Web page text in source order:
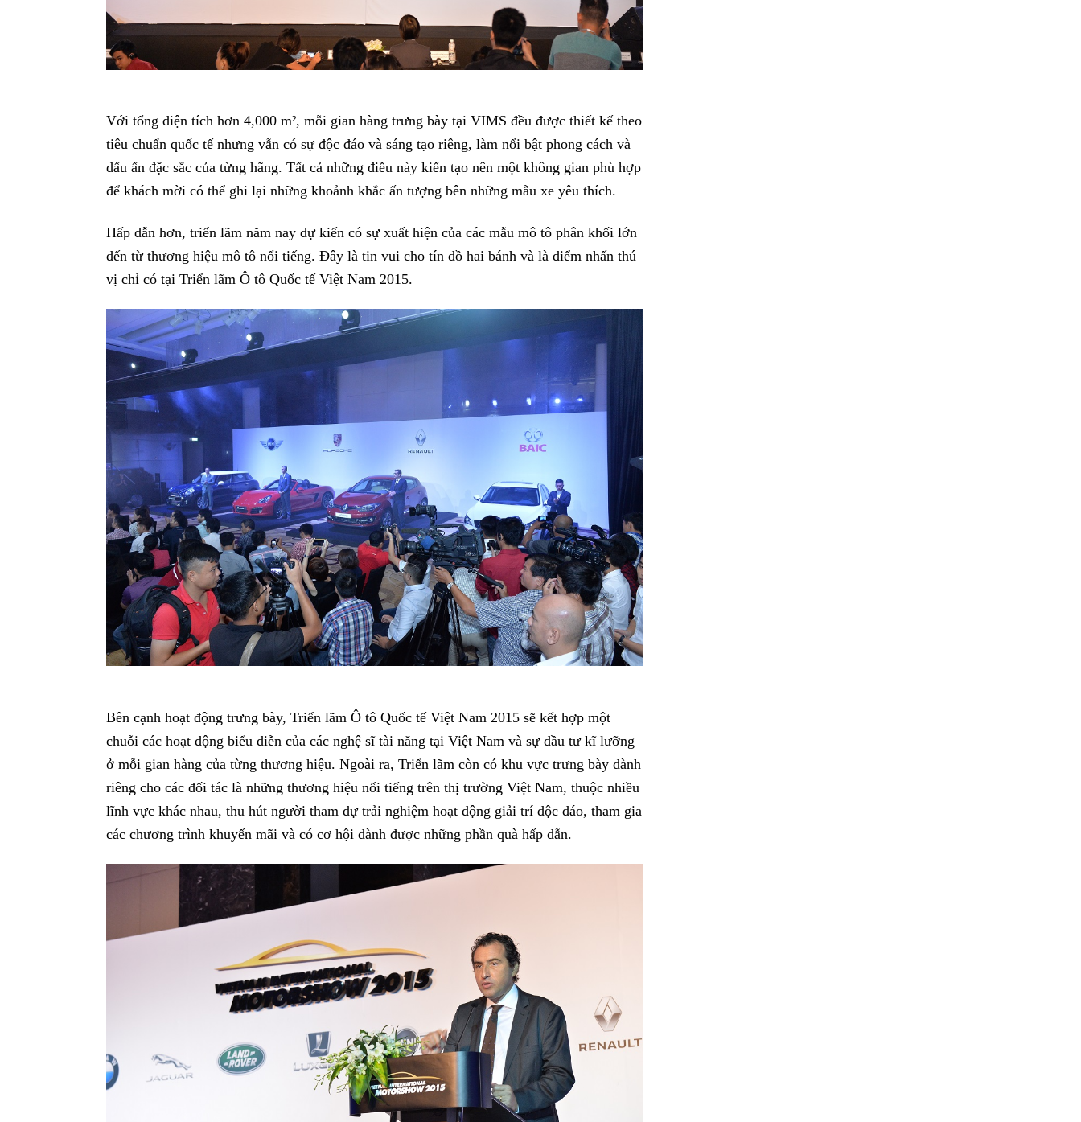
Với tổng diện tích hơn 4,000 m², mỗi gian hàng trưng bày tại VIMS đều được thiết kế theo
tiêu chuẩn quốc tế nhưng vẫn có sự độc đáo và sáng tạo riêng, làm nổi bật phong cách và
dấu ấn đặc sắc của từng hãng. Tất cả những điều này kiến tạo nên một không gian phù hợp
để khách mời có thể ghi lại những khoảnh khắc ấn tượng bên những mẫu xe yêu thích.
Hấp dẫn hơn, triển lãm năm nay dự kiến có sự xuất hiện của các mẫu mô tô phân khối lớn
đến từ thương hiệu mô tô nổi tiếng. Đây là tin vui cho tín đồ hai bánh và là điểm nhấn thú
vị chỉ có tại Triển lãm Ô tô Quốc tế Việt Nam 2015.
Bên cạnh hoạt động trưng bày, Triển lãm Ô tô Quốc tế Việt Nam 2015 sẽ kết hợp một
chuỗi các hoạt động biểu diễn của các nghệ sĩ tài năng tại Việt Nam và sự đầu tư kĩ lưỡng
ở mỗi gian hàng của từng thương hiệu. Ngoài ra, Triển lãm còn có khu vực trưng bày dành
riêng cho các đối tác là những thương hiệu nổi tiếng trên thị trường Việt Nam, thuộc nhiều
lĩnh vực khác nhau, thu hút người tham dự trải nghiệm hoạt động giải trí độc đáo, tham gia
các chương trình khuyến mãi và có cơ hội dành được những phần quà hấp dẫn.